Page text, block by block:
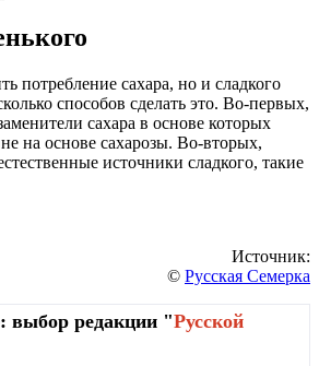
потребление сахара, но и сладкого
способов сделать это. Во-первых,
сахара в основе которых
на основе сахарозы. Во-вторых,
источники сладкого, такие
Источник:
© Русская Семерка
выбор редакции "Русской